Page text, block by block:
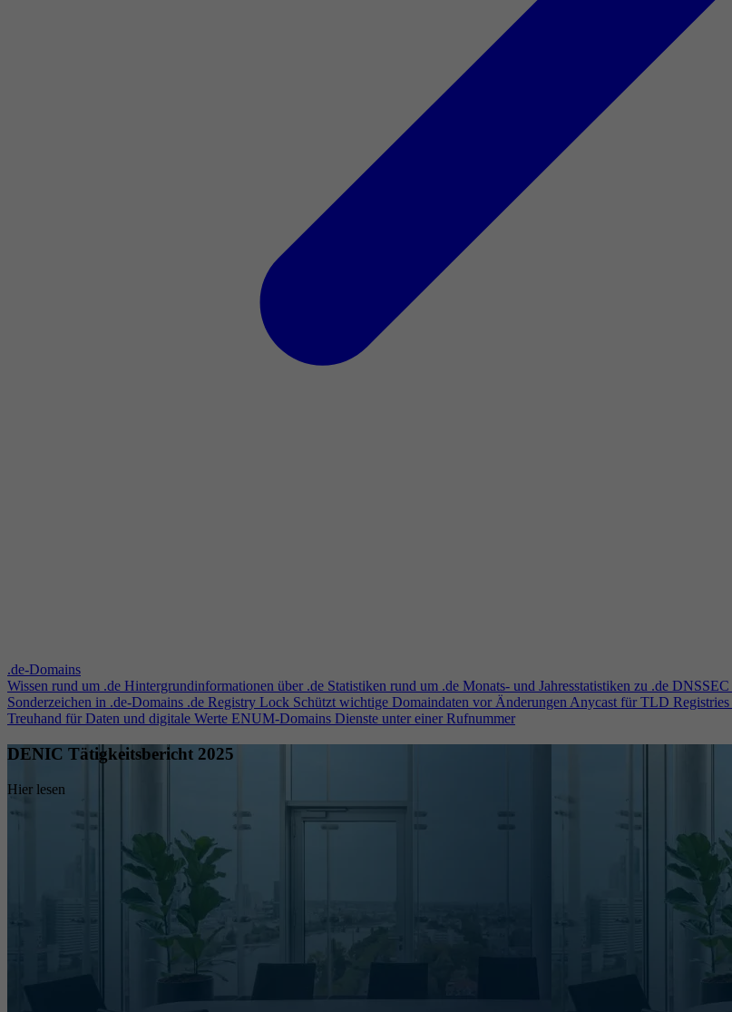
.de-Domains
Wissen rund um .de Hintergrundinformationen über .de Statistiken rund um .de Monats- und Jahresstatistiken zu .de DNSSEC
Sonderzeichen in .de-Domains .de Registry Lock Schützt wichtige Domaindaten vor ÄnderungenAnycast für TLD Registries
Treuhand für Daten und digitale Werte ENUM-Domains Dienste unter einer Rufnummer
DENIC Tätigkeitsbericht 2025
Hier lesen